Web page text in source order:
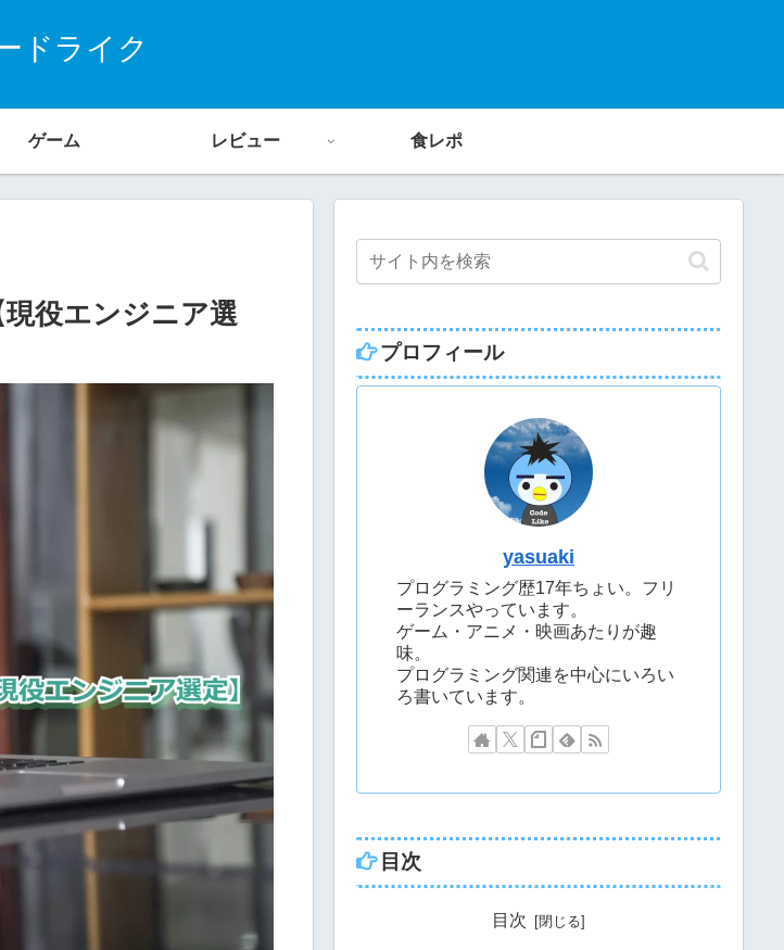
ドライク
ゲーム レビュー 食レポ
現役エンジニア選
プロフィール
yasuaki
プログラミング歴17年ちょい。フリ
ーランスやっています。
ゲーム・アニメ・映画あたりが趣
味。
プログラミング関連を中心にいろい
ろ書いています。
目次
目次